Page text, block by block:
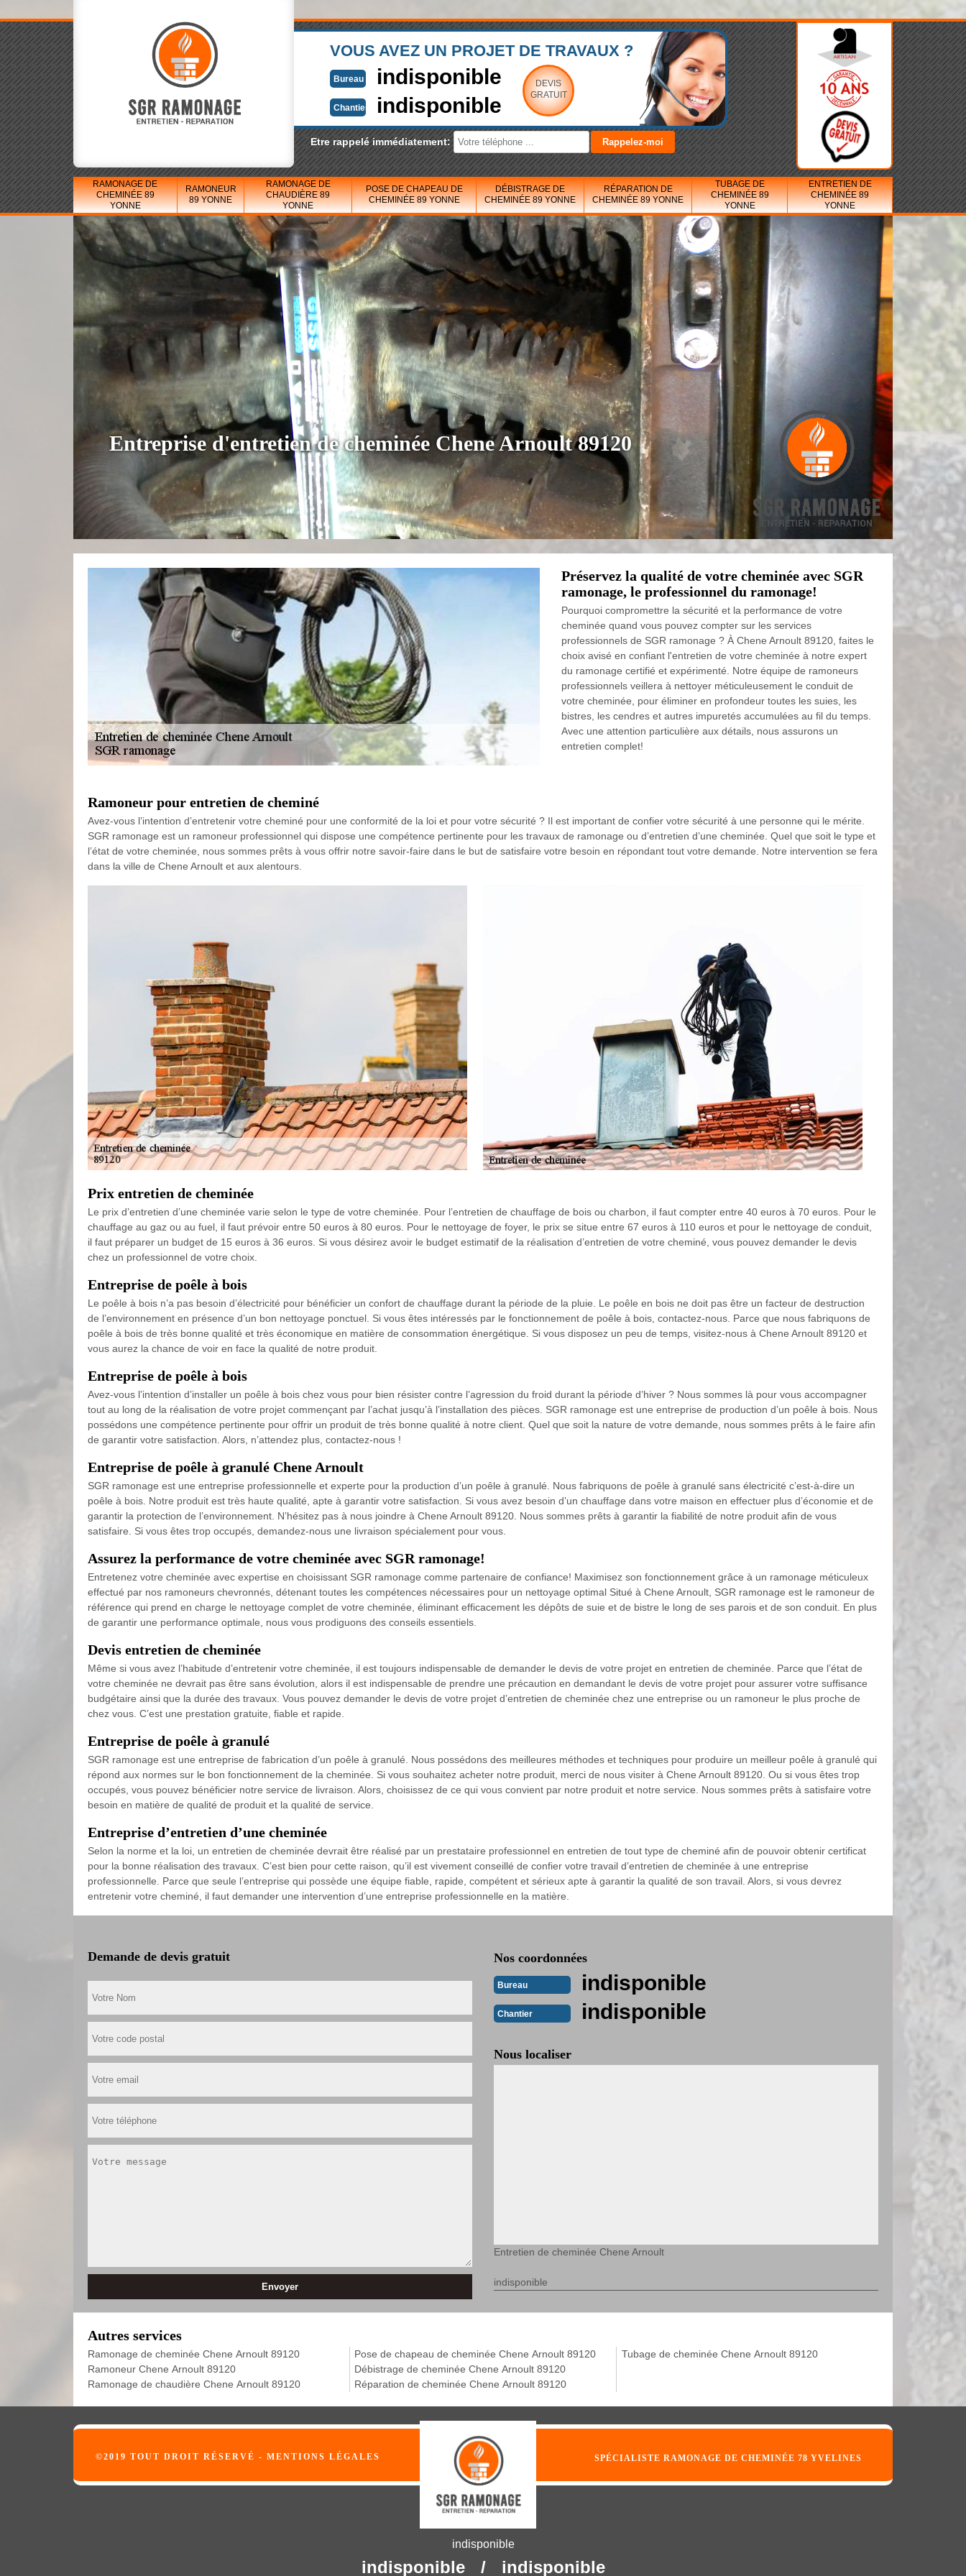
VOUS AVEZ UN PROJET DE TRAVAUX ?
Bureau indisponible
Chantier indisponible
DEVIS
GRATUIT
Etre rappelé immédiatement:
RAMONAGE DE
CHEMINÉE 89
YONNE
RAMONEUR
89 YONNE
RAMONAGE DE
CHAUDIÈRE 89
YONNE
POSE DE CHAPEAU DE
CHEMINÉE 89 YONNE
DÉBISTRAGE DE
CHEMINÉE 89 YONNE
RÉPARATION DE
CHEMINÉE 89 YONNE
TUBAGE DE
CHEMINÉE 89
YONNE
ENTRETIEN DE
CHEMINÉE 89
YONNE
Entreprise d'entretien de cheminée Chene Arnoult 89120
Préservez la qualité de votre cheminée avec SGR
ramonage, le professionnel du ramonage!
Pourquoi compromettre la sécurité et la performance de votre
cheminée quand vous pouvez compter sur les services
professionnels de SGR ramonage ? À Chene Arnoult 89120, faites le
choix avisé en confiant l'entretien de votre cheminée à notre expert
du ramonage certifié et expérimenté. Notre équipe de ramoneurs
professionnels veillera à nettoyer méticuleusement le conduit de
votre cheminée, pour éliminer en profondeur toutes les suies, les
bistres, les cendres et autres impuretés accumulées au fil du temps.
Avec une attention particulière aux détails, nous assurons un
entretien complet!
Ramoneur pour entretien de cheminé
Avez-vous l’intention d’entretenir votre cheminé pour une conformité de la loi et pour votre sécurité ? Il est important de confier votre sécurité à une personne qui le mérite.
SGR ramonage est un ramoneur professionnel qui dispose une compétence pertinente pour les travaux de ramonage ou d’entretien d’une cheminée. Quel que soit le type et
l’état de votre cheminée, nous sommes prêts à vous offrir notre savoir-faire dans le but de satisfaire votre besoin en répondant tout votre demande. Notre intervention se fera
dans la ville de Chene Arnoult et aux alentours.
Prix entretien de cheminée
Le prix d’entretien d’une cheminée varie selon le type de votre cheminée. Pour l’entretien de chauffage de bois ou charbon, il faut compter entre 40 euros à 70 euros. Pour le
chauffage au gaz ou au fuel, il faut prévoir entre 50 euros à 80 euros. Pour le nettoyage de foyer, le prix se situe entre 67 euros à 110 euros et pour le nettoyage de conduit,
il faut préparer un budget de 15 euros à 36 euros. Si vous désirez avoir le budget estimatif de la réalisation d’entretien de votre cheminé, vous pouvez demander le devis
chez un professionnel de votre choix.
Entreprise de poêle à bois
Le poêle à bois n’a pas besoin d’électricité pour bénéficier un confort de chauffage durant la période de la pluie. Le poêle en bois ne doit pas être un facteur de destruction
de l’environnement en présence d’un bon nettoyage ponctuel. Si vous êtes intéressés par le fonctionnement de poêle à bois, contactez-nous. Parce que nous fabriquons de
poêle à bois de très bonne qualité et très économique en matière de consommation énergétique. Si vous disposez un peu de temps, visitez-nous à Chene Arnoult 89120 et
vous aurez la chance de voir en face la qualité de notre produit.
Entreprise de poêle à bois
Avez-vous l’intention d’installer un poêle à bois chez vous pour bien résister contre l’agression du froid durant la période d’hiver ? Nous sommes là pour vous accompagner
tout au long de la réalisation de votre projet commençant par l’achat jusqu’à l’installation des pièces. SGR ramonage est une entreprise de production d’un poêle à bois. Nous
possédons une compétence pertinente pour offrir un produit de très bonne qualité à notre client. Quel que soit la nature de votre demande, nous sommes prêts à le faire afin
de garantir votre satisfaction. Alors, n’attendez plus, contactez-nous !
Entreprise de poêle à granulé Chene Arnoult
SGR ramonage est une entreprise professionnelle et experte pour la production d’un poêle à granulé. Nous fabriquons de poêle à granulé sans électricité c’est-à-dire un
poêle à bois. Notre produit est très haute qualité, apte à garantir votre satisfaction. Si vous avez besoin d’un chauffage dans votre maison en effectuer plus d’économie et de
garantir la protection de l’environnement. N’hésitez pas à nous joindre à Chene Arnoult 89120. Nous sommes prêts à garantir la fiabilité de notre produit afin de vous
satisfaire. Si vous êtes trop occupés, demandez-nous une livraison spécialement pour vous.
Assurez la performance de votre cheminée avec SGR ramonage!
Entretenez votre cheminée avec expertise en choisissant SGR ramonage comme partenaire de confiance! Maximisez son fonctionnement grâce à un ramonage méticuleux
effectué par nos ramoneurs chevronnés, détenant toutes les compétences nécessaires pour un nettoyage optimal Situé à Chene Arnoult, SGR ramonage est le ramoneur de
référence qui prend en charge le nettoyage complet de votre cheminée, éliminant efficacement les dépôts de suie et de bistre le long de ses parois et de son conduit. En plus
de garantir une performance optimale, nous vous prodiguons des conseils essentiels.
Devis entretien de cheminée
Même si vous avez l’habitude d’entretenir votre cheminée, il est toujours indispensable de demander le devis de votre projet en entretien de cheminée. Parce que l’état de
votre cheminée ne devrait pas être sans évolution, alors il est indispensable de prendre une précaution en demandant le devis de votre projet pour assurer votre suffisance
budgétaire ainsi que la durée des travaux. Vous pouvez demander le devis de votre projet d’entretien de cheminée chez une entreprise ou un ramoneur le plus proche de
chez vous. C’est une prestation gratuite, fiable et rapide.
Entreprise de poêle à granulé
SGR ramonage est une entreprise de fabrication d’un poêle à granulé. Nous possédons des meilleures méthodes et techniques pour produire un meilleur poêle à granulé qui
répond aux normes sur le bon fonctionnement de la cheminée. Si vous souhaitez acheter notre produit, merci de nous visiter à Chene Arnoult 89120. Ou si vous êtes trop
occupés, vous pouvez bénéficier notre service de livraison. Alors, choisissez de ce qui vous convient par notre produit et notre service. Nous sommes prêts à satisfaire votre
besoin en matière de qualité de produit et la qualité de service.
Entreprise d’entretien d’une cheminée
Selon la norme et la loi, un entretien de cheminée devrait être réalisé par un prestataire professionnel en entretien de tout type de cheminé afin de pouvoir obtenir certificat
pour la bonne réalisation des travaux. C’est bien pour cette raison, qu’il est vivement conseillé de confier votre travail d’entretien de cheminée à une entreprise
professionnelle. Parce que seule l’entreprise qui possède une équipe fiable, rapide, compétent et sérieux apte à garantir la qualité de son travail. Alors, si vous devrez
entretenir votre cheminé, il faut demander une intervention d’une entreprise professionnelle en la matière.
Demande de devis gratuit Nos coordonnées
Bureau indisponible
Chantier indisponible
Nous localiser
Entretien de cheminée Chene Arnoult
indisponible
Autres services
Ramonage de cheminée Chene Arnoult 89120
Ramoneur Chene Arnoult 89120
Ramonage de chaudière Chene Arnoult 89120
Pose de chapeau de cheminée Chene Arnoult 89120
Débistrage de cheminée Chene Arnoult 89120
Réparation de cheminée Chene Arnoult 89120
Tubage de cheminée Chene Arnoult 89120
©2019 TOUT DROIT RÉSERVÉ - MENTIONS LÉGALES SPÉCIALISTE RAMONAGE DE CHEMINÉE 78 YVELINES
indisponible
indisponible / indisponible